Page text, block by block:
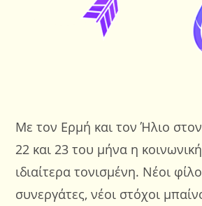
Με τον Ερμή και τον Ήλιο
22 και 23 του μήνα η
ιδιαίτερα τονισμένη. Νέοι
συνεργάτες, νέοι στόχοι